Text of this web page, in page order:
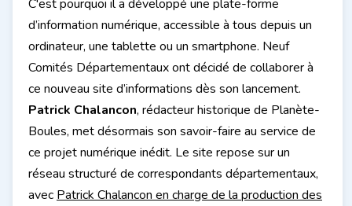
C'est pourquoi il a développé une plate-forme
d’information numérique, accessible à tous depuis un
ordinateur, une tablette ou un smartphone. Neuf
Comités Départementaux ont décidé de collaborer à
ce nouveau site d’informations dès son lancement.
Patrick Chalancon, rédacteur historique de Planète-
Boules, met désormais son savoir-faire au service de
ce projet numérique inédit. Le site repose sur un
réseau structuré de correspondants départementaux,
avec Patrick Chalancon en charge de la production des